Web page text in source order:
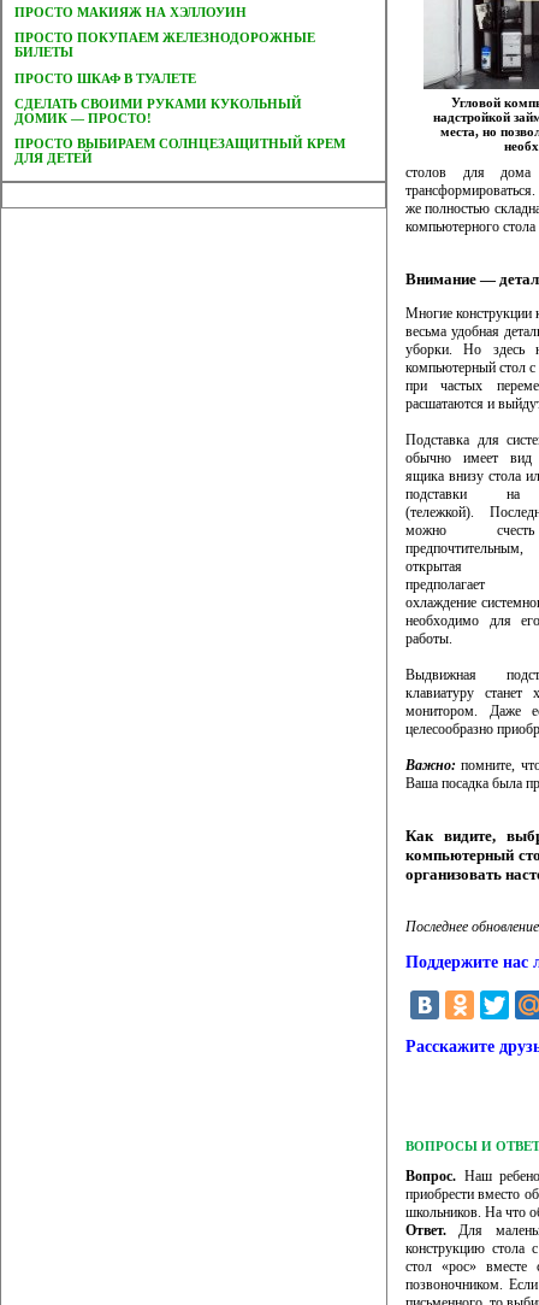
ПРОСТО МАКИЯЖ НА ХЭЛЛОУИН
ПРОСТО ПОКУПАЕМ ЖЕЛЕЗНОДОРОЖНЫЕ
БИЛЕТЫ
ПРОСТО ШКАФ В ТУАЛЕТЕ
CДЕЛАТЬ СВОИМИ РУКАМИ КУКОЛЬНЫЙ
ДОМИК — ПРОСТО!
ПРОСТО ВЫБИРАЕМ СОЛНЦЕЗАЩИТНЫЙ КРЕМ
ДЛЯ ДЕТЕЙ
Угловой
надстройкой
места, но
столов для дома
же полностью
компьютерного
Внимание —
Многие конструкции
весьма удобная
уборки. Но здесь
компьютерный стол с
при частых
расшатаются и
Подставка для
обычно имеет вид
ящика внизу стола
подставки на
(тележкой).
можно
открытая
предполагает
охлаждение
необходимо для
работы.
Выдвижная
клавиатуру
монитором. Даже
целесообразно
Важно: помните,
Ваша посадка была
Как видите,
компьютерный
организовать
Последнее
Поддержите нас
Расскажите
ВОПРОСЫ И
Вопрос. Наш
приобрести вместо
школьников. На что
Ответ. Для
конструкцию стола
стол «рос»
позвоночником.